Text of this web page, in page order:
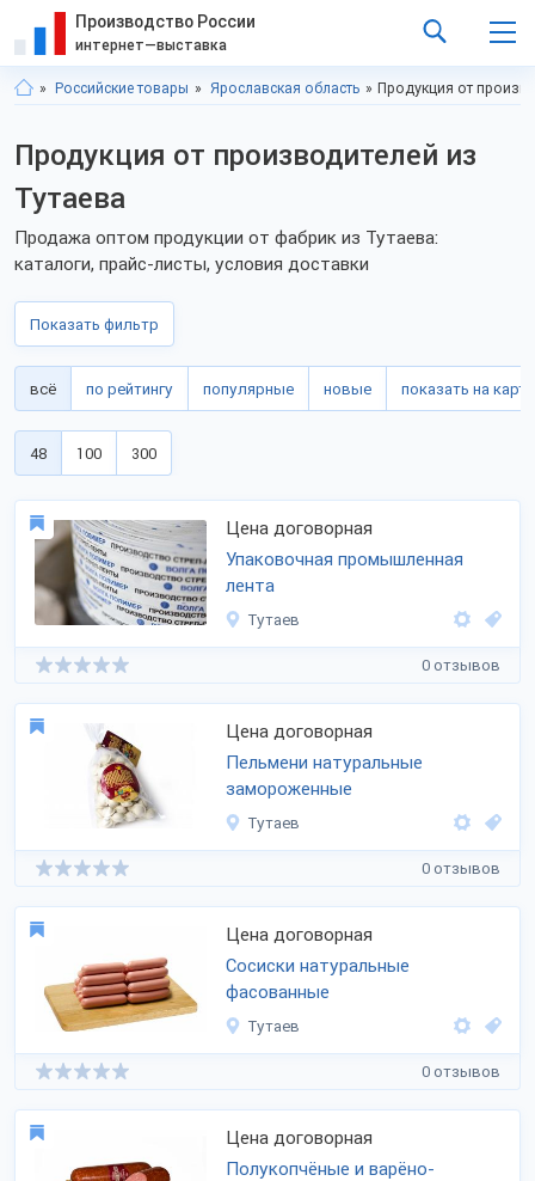
Производство России
интернет—выставка
Российские товары Ярославская область Продукция от
Продукция от производителей из
Тутаева
Продажа оптом продукции от фабрик из Тутаева:
каталоги, прайс-листы, условия доставки
Показать фильтр
всё по рейтингу популярные новые показать на карте
48 100 300
Цена договорная
Упаковочная промышленная
лента
Тутаев
0 отзывов
Цена договорная
Пельмени натуральные
замороженные
Тутаев
0 отзывов
Цена договорная
Сосиски натуральные
фасованные
Тутаев
0 отзывов
Цена договорная
Полукопчёные и варёно-